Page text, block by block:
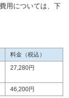
用については、下
料金（税込）
27,280円
46,200円